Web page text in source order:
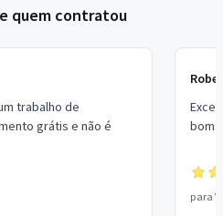
quem contratou
trabalho de
grátis e não é
bom
para